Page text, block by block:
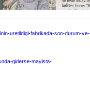
uretildigi-fabrikada-son-durum-ve-
giderse-mayista-